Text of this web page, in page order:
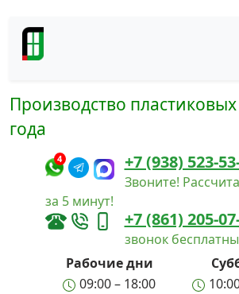
Производство
года
4 +7 (938) 523-
Звоните!
за 5 минут!
+7 (861) 205-
звонок
Рабочие дни
09:00 – 18:00